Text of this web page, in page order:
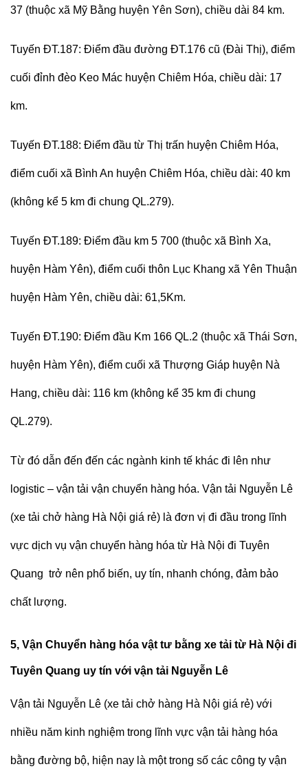
37 (thuộc xã Mỹ Bằng huyện Yên Sơn), chiều dài 84 km.
Tuyến ĐT.187: Điểm đầu đường ĐT.176 cũ (Đài Thị), điểm
cuối đỉnh đèo Keo Mác huyện Chiêm Hóa, chiều dài: 17
km.
Tuyến ĐT.188: Điểm đầu từ Thị trấn huyện Chiêm Hóa,
điểm cuối xã Bình An huyện Chiêm Hóa, chiều dài: 40 km
(không kể 5 km đi chung QL.279).
Tuyến ĐT.189: Điểm đầu km 5 700 (thuộc xã Bình Xa,
huyện Hàm Yên), điểm cuối thôn Lục Khang xã Yên Thuận
huyện Hàm Yên, chiều dài: 61,5Km.
Tuyến ĐT.190: Điểm đầu Km 166 QL.2 (thuộc xã Thái Sơn,
huyện Hàm Yên), điểm cuối xã Thượng Giáp huyện Nà
Hang, chiều dài: 116 km (không kể 35 km đi chung
QL.279).
Từ đó dẫn đến đến các ngành kinh tế khác đi lên như
logistic – vận tải vận chuyển hàng hóa. Vận tải Nguyễn Lê
(xe tải chở hàng Hà Nội giá rẻ) là đơn vị đi đầu trong lĩnh
vực dịch vụ vận chuyển hàng hóa từ Hà Nội đi Tuyên
Quang trở nên phổ biến, uy tín, nhanh chóng, đảm bảo
chất lượng.
5, Vận Chuyển hàng hóa vật tư bằng xe tải từ Hà Nội đi
Tuyên Quang uy tín với vận tải Nguyễn Lê
Vận tải Nguyễn Lê (xe tải chở hàng Hà Nội giá rẻ) với
nhiều năm kinh nghiệm trong lĩnh vực vận tải hàng hóa
bằng đường bộ, hiện nay là một trong số các công ty vận